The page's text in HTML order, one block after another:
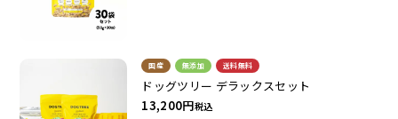
国産 無添加 送料無料
ドッグツリー デラックスセット
13,200
税込